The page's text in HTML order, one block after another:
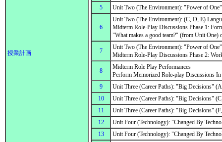
授業計画
5
Unit Two (The Environment): "Power of
6
Unit Two (The Environment): (C, D, E)
Midterm Role-Play Discussions Phase 1:
"What makes a good team?" (from Unit
7
Unit Two (The Environment): "Power of
Midterm Role-Play Discussions Phase 2:
8
Midterm Role Play Performances
Perform Memorized Role-play Discussions
9
Unit Three (Career Paths): "Big Decisions"
10
Unit Three (Career Paths): "Big Decisions"
11
Unit Three (Career Paths): "Big Decisions"
12
Unit Four (Technology): "Changed By
13
Unit Four (Technology): "Changed By